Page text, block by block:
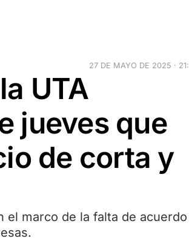
27 DE MAYO DE 2025 ·
UTA
jueves que
de corta y
el marco de la falta de acuerdo